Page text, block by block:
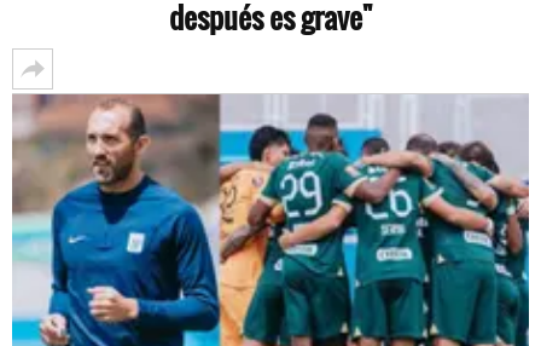
después es grave"